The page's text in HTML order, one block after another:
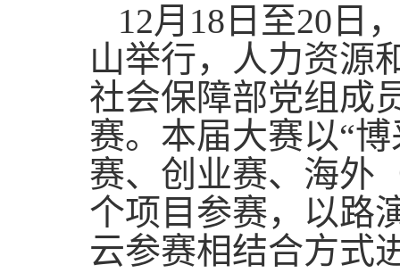
12月18日至20日
山举行，人力资源
社会保障部党组成
赛。本届大赛以“
赛、创业赛、海外
个项目参赛，以路
云参赛相结合方式